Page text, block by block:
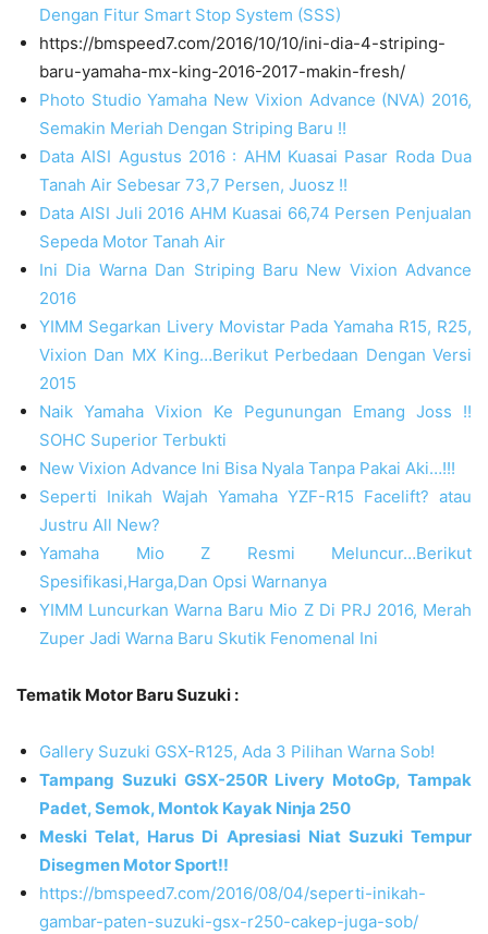
Dengan Fitur Smart Stop System (SSS)
https://bmspeed7.com/2016/10/10/ini-dia-4-striping-
baru-yamaha-mx-king-2016-2017-makin-fresh/
Photo Studio Yamaha New Vixion Advance (NVA) 2016,
Semakin Meriah Dengan Striping Baru !!
Data AISI Agustus 2016 : AHM Kuasai Pasar Roda Dua
Tanah Air Sebesar 73,7 Persen, Juosz !!
Data AISI Juli 2016 AHM Kuasai 66,74 Persen Penjualan
Sepeda Motor Tanah Air
Ini Dia Warna Dan Striping Baru New Vixion Advance
2016
YIMM Segarkan Livery Movistar Pada Yamaha R15, R25,
Vixion Dan MX King…Berikut Perbedaan Dengan Versi
2015
Naik Yamaha Vixion Ke Pegunungan Emang Joss !!
SOHC Superior Terbukti
New Vixion Advance Ini Bisa Nyala Tanpa Pakai Aki…!!!
Seperti Inikah Wajah Yamaha YZF-R15 Facelift? atau
Justru All New?
Yamaha Mio Z Resmi Meluncur…Berikut
Spesifikasi,Harga,Dan Opsi Warnanya
YIMM Luncurkan Warna Baru Mio Z Di PRJ 2016, Merah
Zuper Jadi Warna Baru Skutik Fenomenal Ini
Tematik Motor Baru Suzuki :
Gallery Suzuki GSX-R125, Ada 3 Pilihan Warna Sob!
Tampang Suzuki GSX-250R Livery MotoGp, Tampak
Padet, Semok, Montok Kayak Ninja 250
Meski Telat, Harus Di Apresiasi Niat Suzuki Tempur
Disegmen Motor Sport!!
https://bmspeed7.com/2016/08/04/seperti-inikah-
gambar-paten-suzuki-gsx-r250-cakep-juga-sob/